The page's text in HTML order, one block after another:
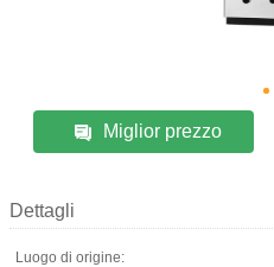
Miglior prezzo
Dettagli
Luogo di origine: